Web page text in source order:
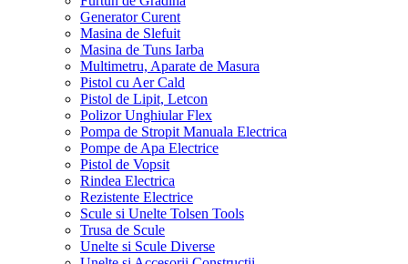
Generator Curent
Masina de Slefuit
Masina de Tuns Iarba
Multimetru, Aparate de Masura
Pistol cu Aer Cald
Pistol de Lipit, Letcon
Polizor Unghiular Flex
Pompa de Stropit Manuala Electrica
Pompe de Apa Electrice
Pistol de Vopsit
Rindea Electrica
Rezistente Electrice
Scule si Unelte Tolsen Tools
Trusa de Scule
Unelte si Scule Diverse